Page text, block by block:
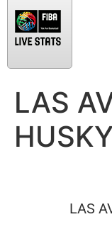
LAS
LAS